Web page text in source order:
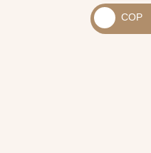
_
USD
_
COP